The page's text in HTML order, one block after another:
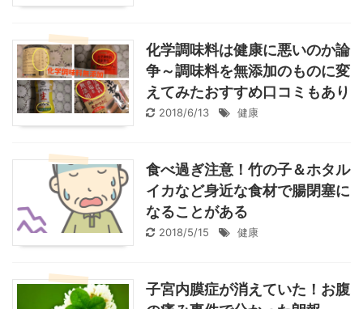
化学調味料は健康に悪いのか論
争～調味料を無添加のものに変
えてみたおすすめ口コミもあり
2018/6/13 健康
食べ過ぎ注意！竹の子＆ホタル
イカなど身近な食材で腸閉塞に
なることがある
2018/5/15 健康
子宮内膜症が消えていた！お腹